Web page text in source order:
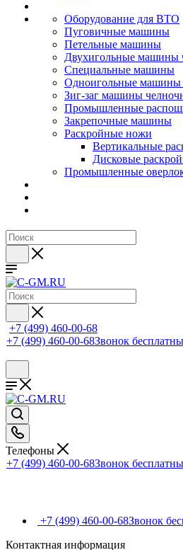
Оборудование для ВТО
Пуговичные машины
Петельные машины
Двухигольные машины
Специальные машины
Одноигольные машины
Зиг-заг машины
Промышленные
Закрепочные машины
Раскройные ножи
Вертикальные
Дисковые
Промышленные
+7 (499) 460-00-68
+7 (499) 460-00-68Звонок
Телефоны
+7 (499) 460-00-68Звонок
+7 (499) 460-00-68Звонок
Контактная информация